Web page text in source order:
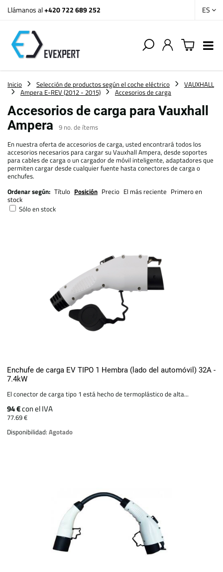
Llámanos al+420 722 689 252 ES
Inicio Selección de productos según el coche eléctrico
VAUXHALL
Ampera E-REV (2012 - 2015)
Accesorios de carga
Accesorios de carga para Vauxhall
Ampera 9 no. de ítems
En nuestra oferta de accesorios de carga, usted encontrará todos los
accesorios necesarios para cargar su Vauxhall Ampera, desde soportes
para cables de carga o un cargador de móvil inteligente, adaptadores que
permiten cargar desde cualquier fuente hasta conectores de carga o
enchufes.
Ordenar según: Título Posición Precio El más reciente Primero en
stock
Sólo en stock
Enchufe de carga EV TIPO 1 Hembra (lado del automóvil) 32A -
7.4kW
El conector de carga tipo 1 está hecho de termoplástico de alta...
94 €con el IVA
77.69 €
Disponibilidad:Agotado